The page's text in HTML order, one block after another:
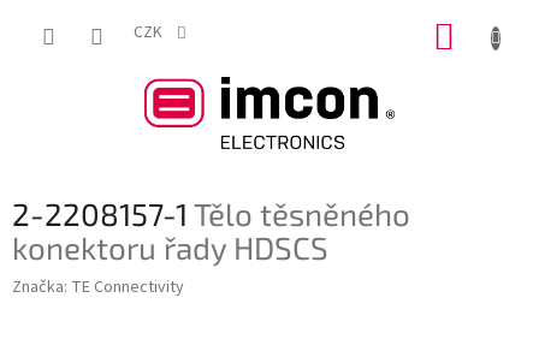
CZK
2-2208157-1 Tělo těsněného
konektoru řady HDSCS
Značka: TE Connectivity